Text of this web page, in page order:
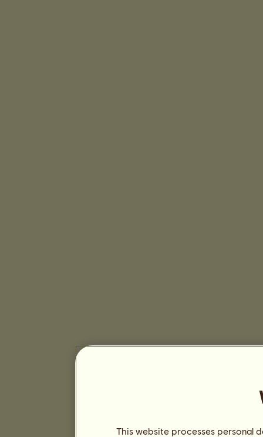
This website processes personal